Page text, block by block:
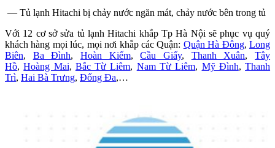
— Tủ lạnh Hitachi bị chảy nước ngăn mát, chảy nước bên trong tủ
Với 12 cơ sở sửa tủ lạnh Hitachi khắp Tp Hà Nội sẽ phục vụ quý
khách hàng mọi lúc, mọi nơi khắp các Quận: Quận Hà Đông,Long
Biên, Ba Đình,Hoàn Kiếm,Cầu Giấy, Thanh Xuân,Tây
Hồ,Hoàng Mai, Bắc Từ Liêm, Nam Từ Liêm, Mỹ Đình,Thanh
Trì, Hai Bà Trưng, Đống Đa,…